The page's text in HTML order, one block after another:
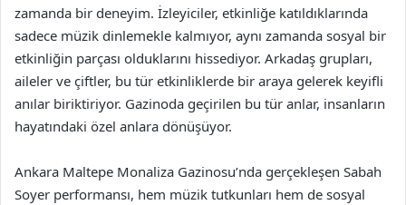
zamanda bir deneyim. İzleyiciler, etkinliğe katıldıklarında
sadece müzik dinlemekle kalmıyor, aynı zamanda sosyal bir
etkinliğin parçası olduklarını hissediyor. Arkadaş grupları,
aileler ve çiftler, bu tür etkinliklerde bir araya gelerek keyifli
anılar biriktiriyor. Gazinoda geçirilen bu tür anlar, insanların
hayatındaki özel anlara dönüşüyor.
Ankara Maltepe Monaliza Gazinosu’nda gerçekleşen Sabah
Soyer performansı, hem müzik tutkunları hem de sosyal